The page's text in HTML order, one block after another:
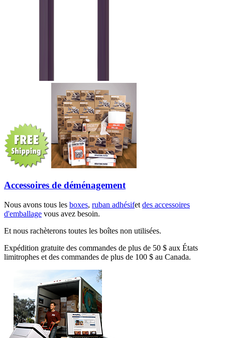
Accessoires de déménagement
Nous avons tous les boxes, ruban adhésifet des accessoires
d'emballage vous avez besoin.
Et nous rachèterons toutes les boîtes non utilisées.
Expédition gratuite des commandes de plus de 50 $ aux États
limitrophes et des commandes de plus de 100 $ au Canada.